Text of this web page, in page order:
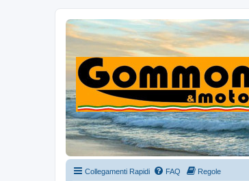
Collegamenti Rapidi FAQ Regole